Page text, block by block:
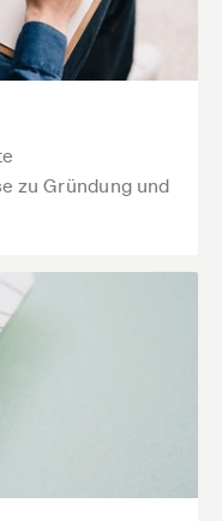
zu Gründung und